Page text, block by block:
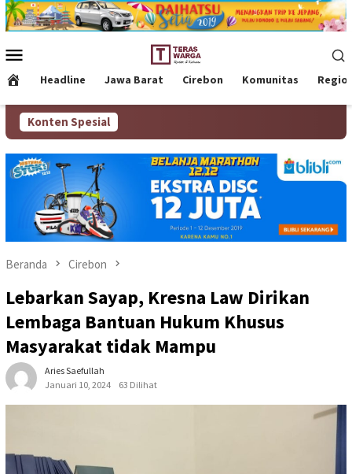
Loncat
ke
Mobile
Headline Jawa Barat Cirebon Komunitas
Konten Spesial
Beranda Cirebon
Lebarkan Sayap, Kresna Law Dirikan
Lembaga Bantuan Hukum Khusus
Masyarakat tidak Mampu
Aries Saefullah
Januari 10, 2024
63 Dilihat